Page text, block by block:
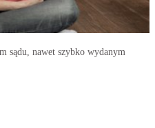
sądu, nawet szybko wydanym